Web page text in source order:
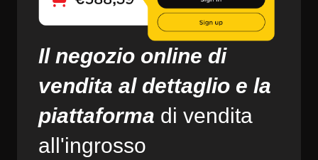
Il negozio online di
vendita al dettaglio e la
piattaforma di vendita
all'ingrosso